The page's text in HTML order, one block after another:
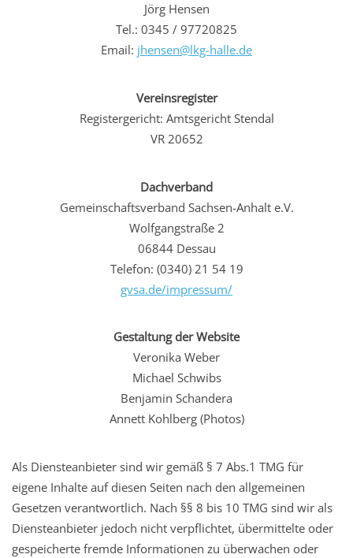
Jörg Hensen
Tel.: 0345 / 97720825
Email: jhensen@lkg-halle.de
Vereinsregister
Registergericht: Amtsgericht Stendal
VR 20652
Dachverband
Gemeinschaftsverband Sachsen-Anhalt e.V.
Wolfgangstraße 2
06844 Dessau
Telefon: (0340) 21 54 19
gvsa.de/impressum/
Gestaltung der Website
Veronika Weber
Michael Schwibs
Benjamin Schandera
Annett Kohlberg (Photos)
Als Diensteanbieter sind wir gemäß § 7 Abs.1 TMG für
eigene Inhalte auf diesen Seiten nach den allgemeinen
Gesetzen verantwortlich. Nach §§ 8 bis 10 TMG sind wir als
Diensteanbieter jedoch nicht verpflichtet, übermittelte oder
gespeicherte fremde Informationen zu überwachen oder